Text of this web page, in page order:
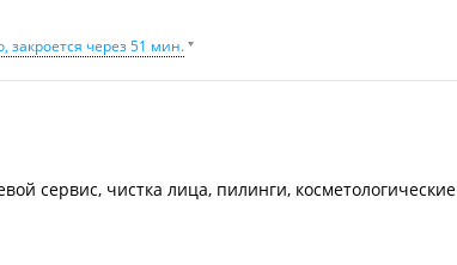
закроется через 51 мин.
сервис, чистка лица, пилинги, косметологические